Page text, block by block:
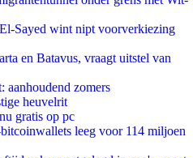
Sayed wint nipt voorverkiezing
en Batavus, vraagt uitstel van
aanhoudend zomers
heuvelrit
gratis op pc
leeg voor 114 miljoen